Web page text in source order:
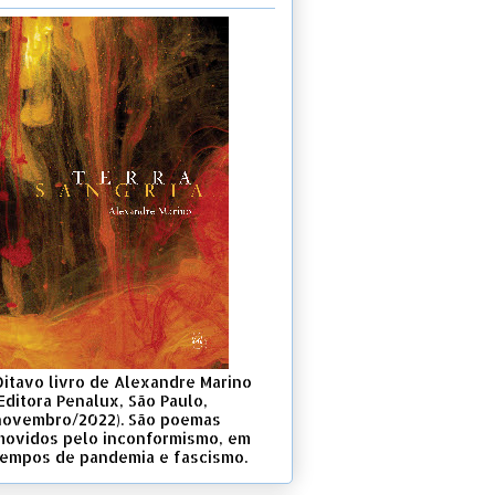
livro de Alexandre Marino
Penalux, São Paulo,
2022). São poemas
pelo inconformismo, em
de pandemia e fascismo.